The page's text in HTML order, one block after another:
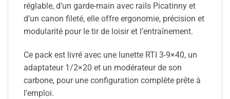
réglable, d’un garde-main avec rails Picatinny et
d’un canon fileté, elle offre ergonomie, précision et
modularité pour le tir de loisir et l’entraînement.
Ce pack est livré avec une lunette RTI 3-9×40, un
adaptateur 1/2×20 et un modérateur de son
carbone, pour une configuration complète prête à
l’emploi.